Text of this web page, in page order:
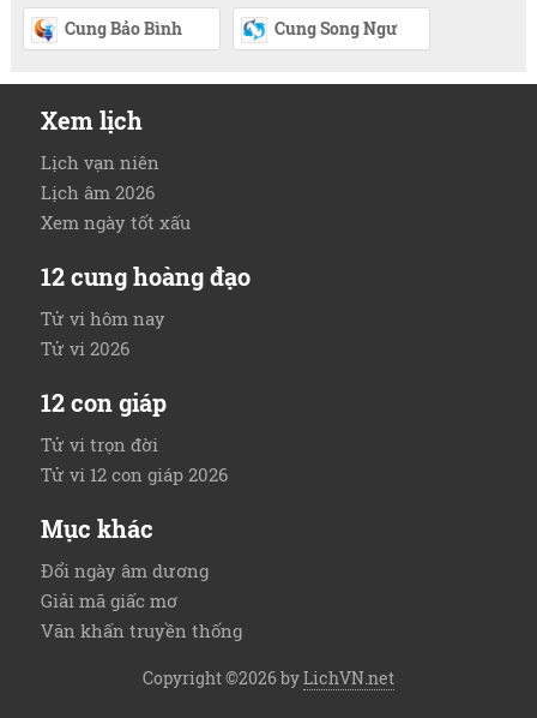
Cung Bảo Bình Cung Song Ngư
Xem lịch
Lịch vạn niên
Lịch âm 2026
Xem ngày tốt xấu
12 cung hoàng đạo
Tử vi hôm nay
Tử vi 2026
12 con giáp
Tử vi trọn đời
Tử vi 12 con giáp 2026
Mục khác
Đổi ngày âm dương
Giải mã giấc mơ
Văn khấn truyền thống
Copyright ©2026 byLichVN.net